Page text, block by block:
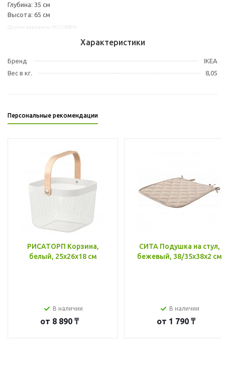
Глубина: 35 см
Высота: 65 см
Характеристики
Бренд
IKEA
Вес в кг.
8,05
Персональные рекомендации
РИСАТОРП Корзина,
белый, 25x26x18 см
В наличии
от 8 890 ₸
СИТА Подушка на стул,
бежевый, 38/35x38x2 см
В наличии
от 1 790 ₸